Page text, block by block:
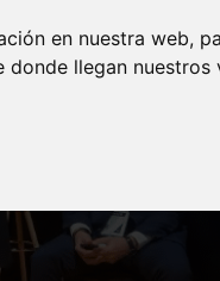
en nuestra web,
llegan nuestros